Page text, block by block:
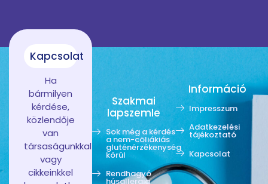
Kapcsolat
Ha
bármilyen
kérdése,
közlendője
van
társaságunkkal
vagy
cikkeinkkel
Szakmai
lapszemle
Sok még a kérdés
a nem-cöliákiás
gluténérzékenység
körül
Rendhagyó
húsallergia
Információ
Impresszum
Adatkezelési
tájékoztató
Kapcsolat